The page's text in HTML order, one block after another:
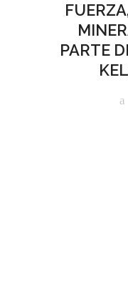
PARTE